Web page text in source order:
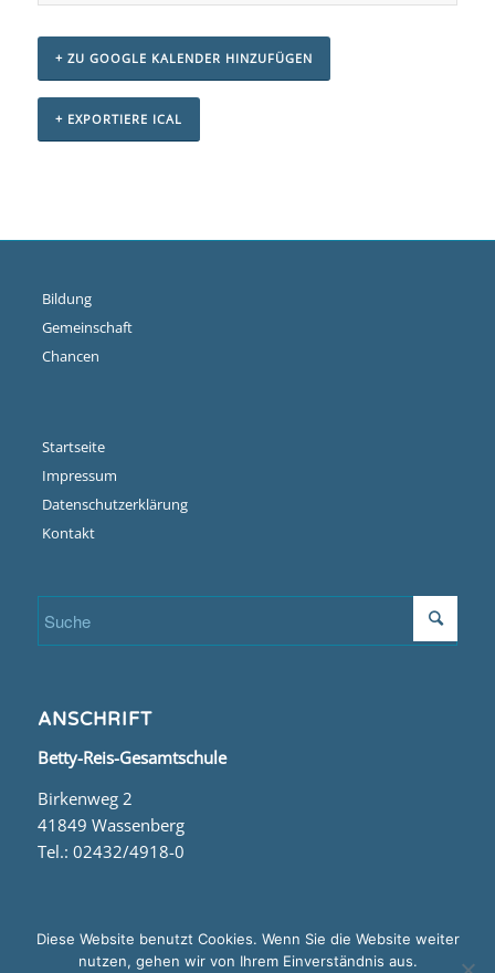
+ ZU GOOGLE KALENDER HINZUFÜGEN
+ EXPORTIERE ICAL
Bildung
Gemeinschaft
Chancen
Startseite
Impressum
Datenschutzerklärung
Kontakt
ANSCHRIFT
Betty-Reis-Gesamtschule
Birkenweg 2
41849 Wassenberg
Tel.: 02432/4918-0
Diese Website benutzt Cookies. Wenn Sie die Website weiter
nutzen, gehen wir von Ihrem Einverständnis aus.